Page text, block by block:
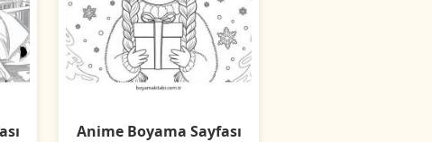
Anime Boyama Sayfası